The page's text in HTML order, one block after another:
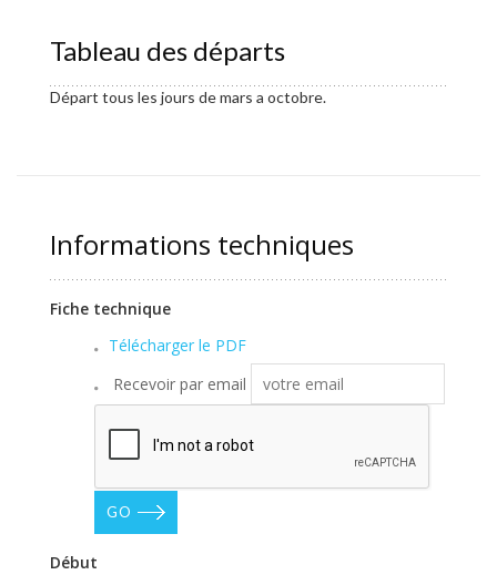
Tableau des départs
Départ tous les jours de mars a octobre.
Informations techniques
Fiche technique
Télécharger le PDF
Recevoir par email
GO
Début